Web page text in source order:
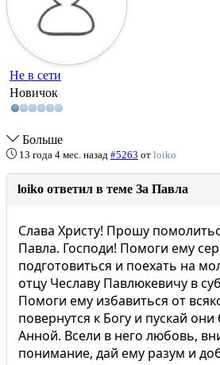
Не в сети
Новичок
Больше
13 года 4 мес. назад #5263 от loiko
loiko ответил в теме За Павла
Слава Христу! Прошу
Павла. Господи! Помоги ему
подготовиться и поехать на
отцу Чеславу Павлюкевичу в
Помоги ему избавиться от
повернутся к Богу и пускай они
Анной. Всели в него любовь,
понимание, дай ему разум и